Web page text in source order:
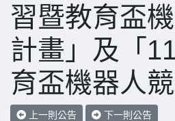
習暨教育盃
計畫」及「
育盃機器人競
上一則公告 下一則公告